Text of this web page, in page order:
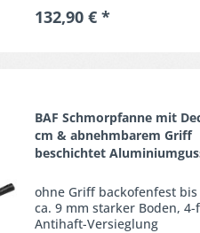
132,90 € *
BAF Schmorpfanne mit
cm & abnehmbarem Griff
beschichtet
ohne Griff backofenfest bis
ca. 9 mm starker Boden, 4-
Antihaft-Versieglung